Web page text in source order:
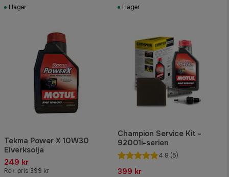
I lager
I lager
Tekma Power X 10W30
Elverksolja
249 kr
Rek. pris 399 kr
Champion Service Kit -
92001i-serien
4.8 (5)
399 kr